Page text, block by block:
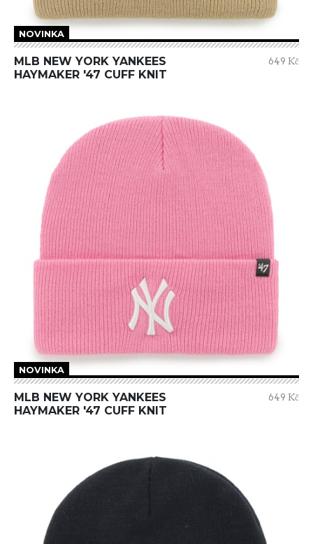
NOVINKA
MLB NEW YORK YANKEES
HAYMAKER '47 CUFF KNIT
649 Kč
NOVINKA
MLB NEW YORK YANKEES
HAYMAKER '47 CUFF KNIT
649 Kč